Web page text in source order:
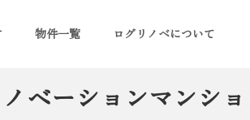
物件一覧 ログリノベについて
ベーションマンシ